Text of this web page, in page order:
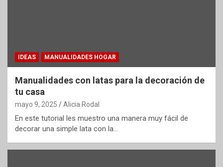
IDEAS MANUALIDADES HOGAR
Manualidades con latas para la decoración de
tu casa
mayo 9, 2025 Alicia Rodal
En este tutorial les muestro una manera muy fácil de
decorar una simple lata con la…